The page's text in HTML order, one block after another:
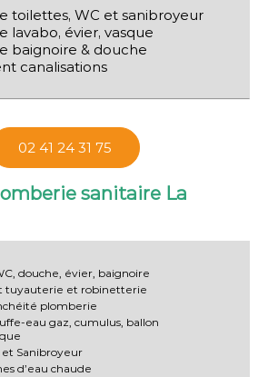
toilettes, WC et sanibroyeur
lavabo, évier, vasque
baignoire & douche
canalisations
02 41 24 31 75
sanitaire La
douche, évier, baignoire
tuyauterie et robinetterie
plomberie
et Sanibroyeur
d’eau chaude